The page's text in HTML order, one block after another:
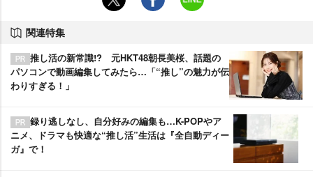
関連特集
推し活の新常識!? 元HKT48朝長美桜、話題の
パソコンで動画編集してみたら…「“推し”の魅力が伝
わりすぎる！」
録り逃しなし、自分好みの編集も…K-POPやア
ニメ、ドラマも快適な“推し活”生活は『全自動ディー
ガ』で！